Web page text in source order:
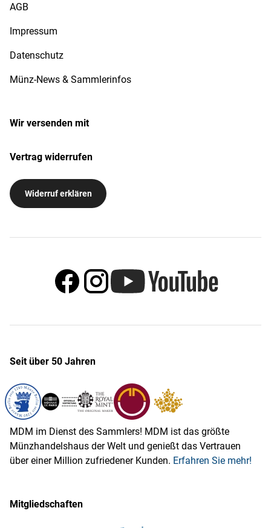
AGB
Impressum
Datenschutz
Münz-News & Sammlerinfos
Wir versenden mit
Vertrag widerrufen
Widerruf erklären
Seit über 50 Jahren
MDM im Dienst des Sammlers! MDM ist das größte
Münzhandelshaus der Welt und genießt das Vertrauen
über einer Million zufriedener Kunden. Erfahren Sie mehr!
Mitgliedschaften